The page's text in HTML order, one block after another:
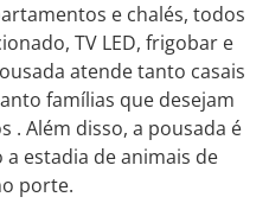
e chalés, todos
TV LED, frigobar e
atende tanto casais
famílias que desejam
. Além disso, a pousada é
estadia de animais de
porte.